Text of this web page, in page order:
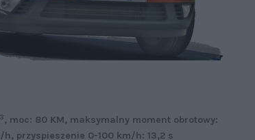
3, moc: 80 KM, maksymalny moment obrotowy:
przyspieszenie 0-100 km/h: 13,2 s